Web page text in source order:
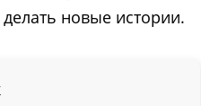
новые истории.